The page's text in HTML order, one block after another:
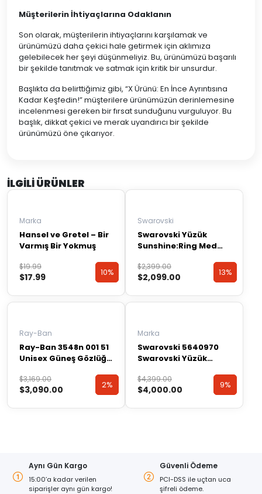
Müşterilerin İhtiyaçlarına Odaklanın
Son olarak, müşterilerin ihtiyaçlarını karşılamak ve
ürünümüzü daha çekici hale getirmek için aklımıza
gelebilecek her şeyi düşünmeliyiz. Bu, ürünümüzü başarılı
bir şekilde tanıtmak ve satmak için kritik bir unsurdur.
Başlıkta da belirttiğimiz gibi, “X Ürünü: En İnce Ayrıntısına
Kadar Keşfedin!” müşterilere ürünümüzün derinlemesine
incelenmesi gereken bir fırsat sunduğunu vurguluyor. Bu
başlık, dikkat çekici ve merak uyandırıcı bir şekilde
ürünümüzü öne çıkarıyor.
İLGILI ÜRÜNLER
10%
Discount
Marka
Hansel ve Gretel – Bir
Varmış Bir Yokmuş
$19.99
Orijinal
fiyat:
$17.99
Şu
andaki
$17.99.
10%
Discount
13%
Discount
Swarovski
Swarovski Yüzük
Sunshine:Ring Med
$2,399.00
Orijinal
fiyat:
$2,099.00
Şu
andaki
$2,099.00.
13%
Discount
2%
Discount
Ray-Ban
Ray-Ban 3548n 001 51
Unisex Güneş Gözlüğü
$3,169.00
Orijinal
fiyat:
$3,090.00
Şu
andaki
2%
Discount
9%
Discount
Marka
Swarovski 5640970
Swarovski Yüzük
White/ros 50 5640970
$4,399.00
Orijinal
fiyat:
$4,000.00
Şu
andaki
9%
Discount
Aynı Gün Kargo
15:00’a kadar verilen
siparişler aynı gün kargo!
Güvenli Ödeme
PCI-DSS ile uçtan uca
şifreli ödeme.